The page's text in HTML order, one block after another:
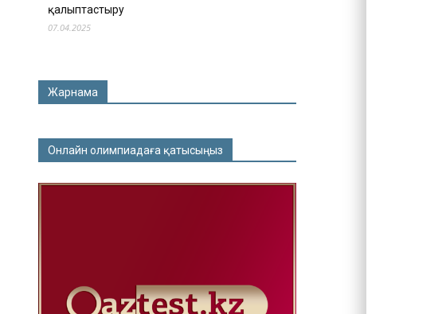
қалыптастыру
07.04.2025
Жарнама
Онлайн олимпиадаға қатысыңыз